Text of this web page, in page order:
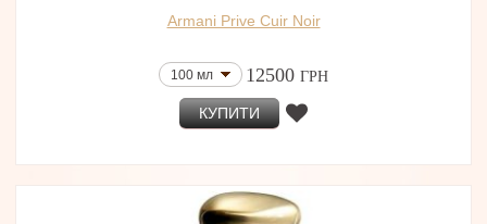
Armani Prive Cuir Noir
100 мл 12500 ГРН
КУПИТИ